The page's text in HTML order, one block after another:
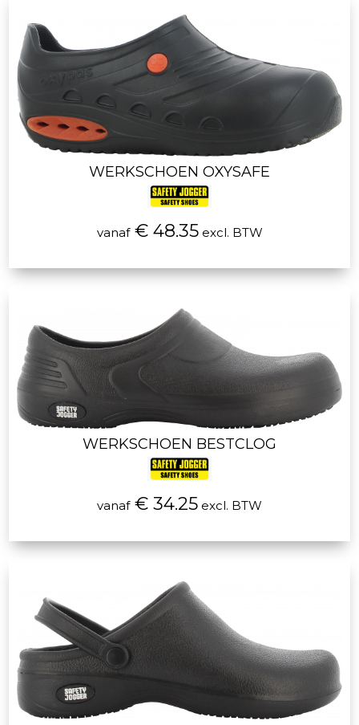
WERKSCHOEN OXYSAFE
vanaf€ 48.35excl. BTW
WERKSCHOEN BESTCLOG
vanaf€ 34.25 excl. BTW